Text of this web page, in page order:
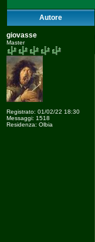
Autore
giovasse
Master
Registrato: 01/02/22 18:30
Messaggi: 1518
Residenza: Olbia